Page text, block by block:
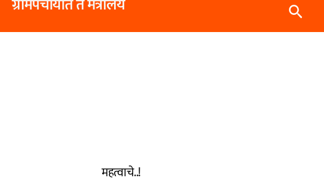
ग्रामपंचायात ते मंत्रालय
महत्वाचे..!